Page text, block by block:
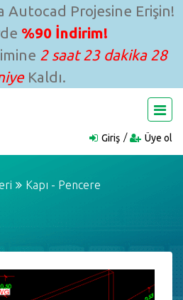
Autocad Projesine Erişin!
%90 İndirim!
2 saat 23 dakika 28
Kaldı.
Giriş Üye ol
Kapı - Pencere